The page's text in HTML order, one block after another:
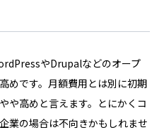
やDrupalなどのオープ
めです。月額費用とは別に初期
や高めと言えます。とにかくコ
業の場合は不向きかもしれませ